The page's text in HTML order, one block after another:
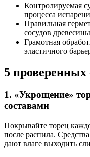
Контролируемая
процесса
Правильная
сосудов древесины
Грамотная
эластичного
5 проверенных
1. «Укрощение»
составами
Покрывайте торец
после распила.
дают влаге выходить